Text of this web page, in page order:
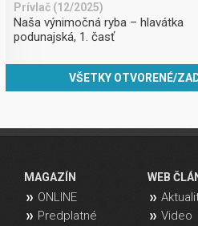
Prívlač (12/2025)
Naša výnimočná ryba – hlavátka
podunajská, 1. časť
VŠETKY OTVORENÉ/
MAGAZÍN
ONLINE
Predplatné
WEB
Video